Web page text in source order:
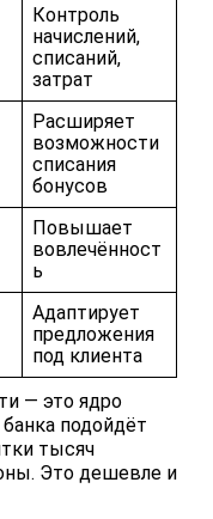
Контроль
начислений,
списаний,
затрат
Расширяет
возможности
списания
бонусов
Повышает
вовлечённост
ь
Адаптирует
предложения
под клиента
— это ядро
подойдёт
тысяч
Это дешевле и